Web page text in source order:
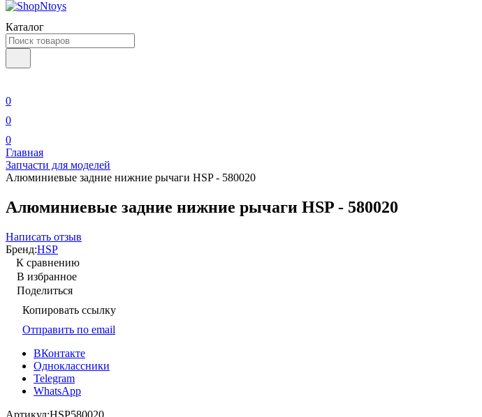
Каталог
0
0
0
Главная
Запчасти для моделей
Алюминиевые задние нижние рычаги HSP - 580020
Алюминиевые задние нижние рычаги HSP - 580020
Написать отзыв
Бренд:HSP
К сравнению
В избранное
Поделиться
Копировать ссылку
Отправить по email
ВКонтакте
Одноклассники
Telegram
WhatsApp
Артикул:HSP580020